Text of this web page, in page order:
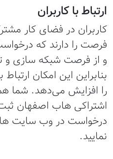
ارتباط با کاربران
کاربران در فضای کار
فرصت را دارند که
و از فرصت شبکه سازی و
بنابراین این امکان
را افزایش می‌دهد. شما
اشتراکی هاب اصفهان
درخواست در وب سایت
نمایید.